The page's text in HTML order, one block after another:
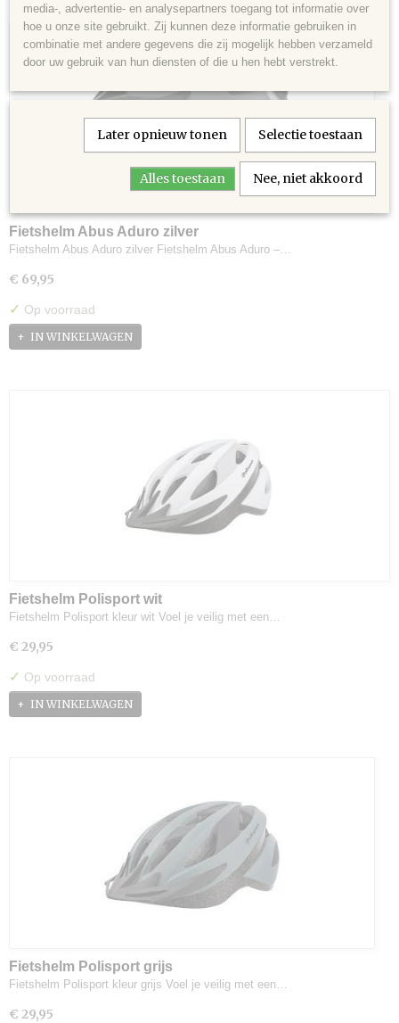
Fietshelm Abus Aduro zilver
Fietshelm Abus Aduro zilver Fietshelm Abus Aduro –…
€ 69,95
✓ Op voorraad
IN WINKELWAGEN
Fietshelm Polisport wit
Fietshelm Polisport kleur wit Voel je veilig met een…
€ 29,95
✓ Op voorraad
IN WINKELWAGEN
Fietshelm Polisport grijs
Fietshelm Polisport kleur grijs Voel je veilig met een…
€ 29,95
media-, advertentie- en analysepartners toegang tot informatie over
hoe u onze site gebruikt. Zij kunnen deze informatie gebruiken in
combinatie met andere gegevens die zij mogelijk hebben verzameld
door uw gebruik van hun diensten of die u hen hebt verstrekt.
Later opnieuw tonen Selectie toestaan
Alles toestaan Nee, niet akkoord